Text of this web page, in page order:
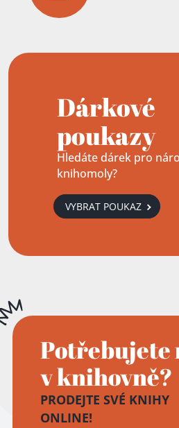
Dárkové
poukazy
Hledáte dárek pro
knihomoly?
VYBRAT POUKAZ
Potřebujete
v knihovně?
PRODEJTE SVÉ KNIHY
ONLINE!